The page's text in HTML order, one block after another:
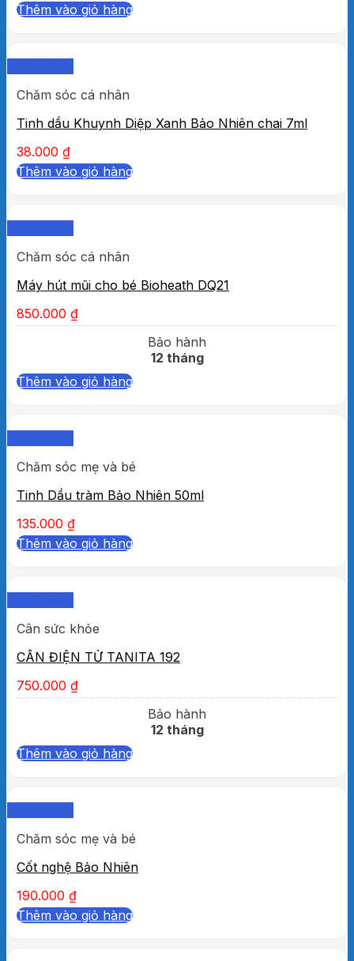
Thêm vào giỏ hàng
Chăm sóc cá nhân
Tinh dầu Khuynh Diệp Xanh Bảo Nhiên chai 7ml
38.000 ₫
Thêm vào giỏ hàng
Chăm sóc cá nhân
Máy hút mũi cho bé Bioheath DQ21
850.000 ₫
Bảo hành
12 tháng
Thêm vào giỏ hàng
Chăm sóc mẹ và bé
Tinh Dầu tràm Bảo Nhiên 50ml
135.000 ₫
Thêm vào giỏ hàng
Cân sức khỏe
CÂN ĐIỆN TỬ TANITA 192
750.000 ₫
Bảo hành
12 tháng
Thêm vào giỏ hàng
Chăm sóc mẹ và bé
Cốt nghệ Bảo Nhiên
190.000 ₫
Thêm vào giỏ hàng